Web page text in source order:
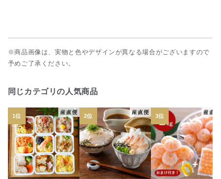
※商品画像は、実物と色やデザインが異なる場合がございますので
予めご了承ください。
同じカテゴリの人気商品